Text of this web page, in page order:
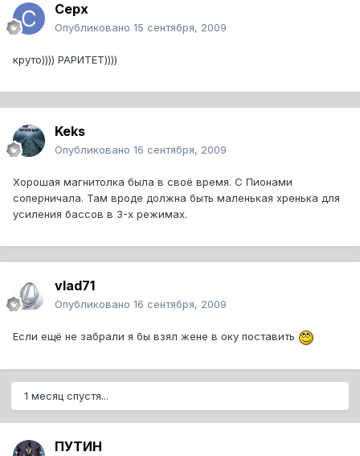
Cepx
Опубликовано 15 сентября, 2009
круто)))) РАРИТЕТ))))
Keks
Опубликовано 16 сентября, 2009
Хорошая магнитолка была в своё время. С Пионами
соперничала. Там вроде должна быть маленькая хренька для
усиления бассов в 3-х режимах.
vlad71
Опубликовано 16 сентября, 2009
Если ещё не забрали я бы взял жене в оку поставить
1 месяц спустя...
ПУТИН